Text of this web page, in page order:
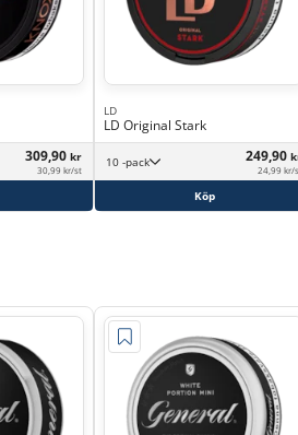
309,90 kr
30,99 kr/st
LD
LD Original Stark
10 -pack 249,90
24,99 kr/
Köp